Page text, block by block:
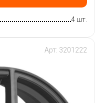
4 шт.
Арт: 3201222